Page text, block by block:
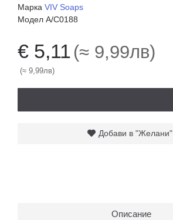
Марка VIV Soaps
Модел A/C0188
€ 5,11 (≈ 9,99лв)
(≈ 9,99лв)
Добави в "Желани"
Описание